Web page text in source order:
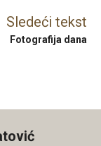
Sledeći tekst
Fotografija dana